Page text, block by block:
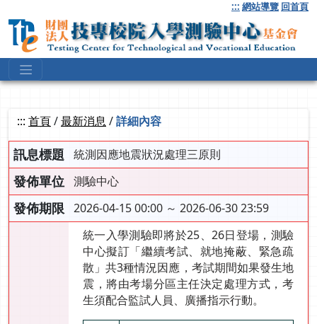
到
要
::: 網站導覽 回首頁
::: 首頁/最新消息 /詳細內容
訊息標題 統測因應地震狀況處理三原則
發佈單位 測驗中心
發佈期限 2026-04-15 00:00 ～ 2026-06-30 23:59
統一入學測驗即將於25、26日登場，測驗
中心擬訂「繼續考試、就地掩蔽、緊急疏
散」共3種情況因應，考試期間如果發生地
震，將由考場分區主任決定處理方式，考
生須配合監試人員、廣播指示行動。